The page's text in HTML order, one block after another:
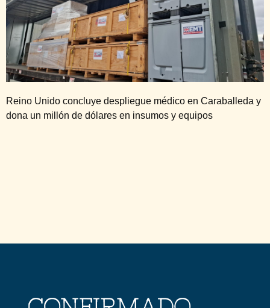
Reino Unido concluye despliegue médico en Caraballeda y
dona un millón de dólares en insumos y equipos